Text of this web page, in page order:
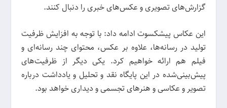
گزارش‌های تصویری و عکس‌های خبری را دنبال کنند.
این عکاس پیشکسوت ادامه داد: با توجه به افزایش ظرفیت
تولید در رسانه‌ها، علاوه بر عکس، محتوای چند رسانه‌ای و
فیلم هم ارائه خواهیم کرد. یکی دیگر از ظرفیت‌های
پیش‌بینی‌شده در این پایگاه نقد و تحلیل و یادداشت درباره
تصویر و عکاسی و هنرهای تجسمی و دیداری خواهد بود.